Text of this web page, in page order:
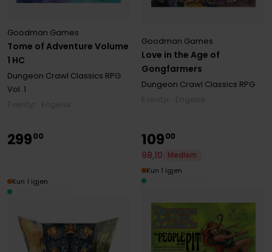
Tome of Adventure Volume
1 HC
Goodman Games
Dungeon Crawl Classics RPG
Vol. 1
Love in the Age of
Gongfarmers
Goodman Games
Dungeon Crawl Classics RPG
29900
Kun 1 igjen
10900
98,10
Medlem
Kun 1 igjen